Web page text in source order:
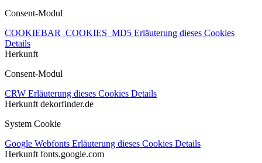
Consent-Modul
COOKIEBAR_COOKIES_MD5 Erläuterung dieses Cookies
Details
Herkunft
Consent-Modul
CRW Erläuterung dieses Cookies Details
Herkunft dekorfinder.de
System Cookie
Google Webfonts Erläuterung dieses Cookies Details
Herkunft fonts.google.com